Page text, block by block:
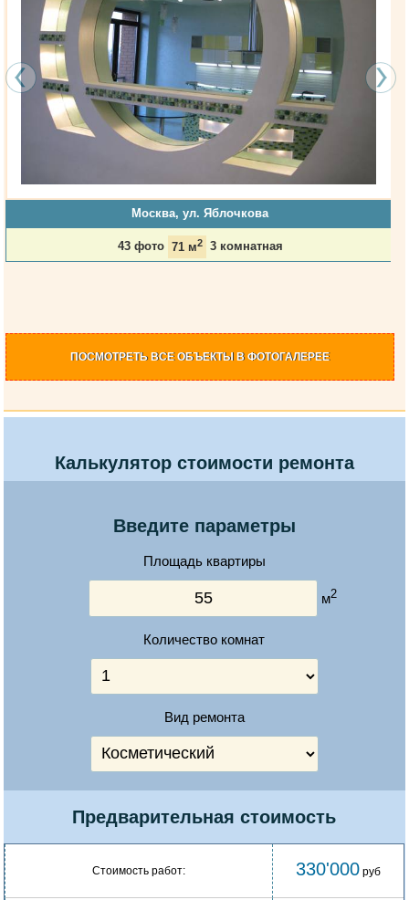
Москва, ул. Яблочкова
43 фото 71 м2 3 комнатная
ПОСМОТРЕТЬВСЕ ОБЪЕКТЫ В ФОТОГАЛЕРЕЕ
Калькулятор стоимости ремонта
Введите параметры
Площадь квартиры
м2
Количество комнат
Вид ремонта
Предварительная стоимость
Стоимость работ: 330'000 руб